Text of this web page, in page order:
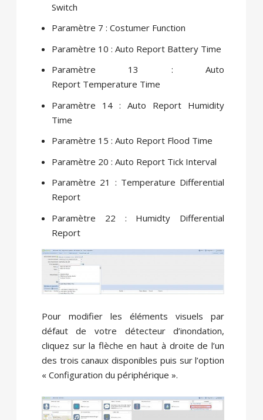
Switch
Paramètre 7 : Costumer Function
Paramètre 10 : Auto Report Battery Time
Paramètre 13 : Auto
Report Temperature Time
Paramètre 14 : Auto Report Humidity
Time
Paramètre 15 : Auto Report Flood Time
Paramètre 20 : Auto Report Tick Interval
Paramètre 21 : Temperature Differential
Report
Paramètre 22 : Humidty Differential
Report
Pour modifier les éléments visuels par
défaut de votre détecteur d’inondation,
cliquez sur la flèche en haut à droite de l’un
des trois canaux disponibles puis sur l’option
« Configuration du périphérique ».